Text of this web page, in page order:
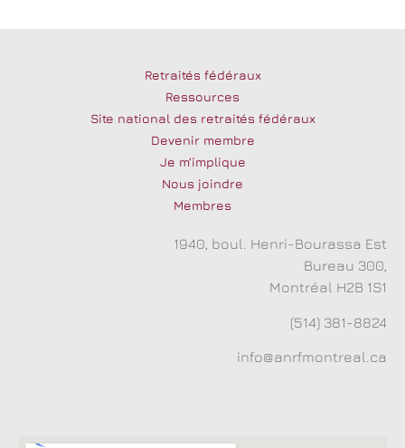
Retraités fédéraux
Ressources
Site national des retraités fédéraux
Devenir membre
Je m’implique
Nous joindre
Membres
1940, boul. Henri-Bourassa Est
Bureau 300,
Montréal H2B 1S1
(514) 381-8824
info@anrfmontreal.ca